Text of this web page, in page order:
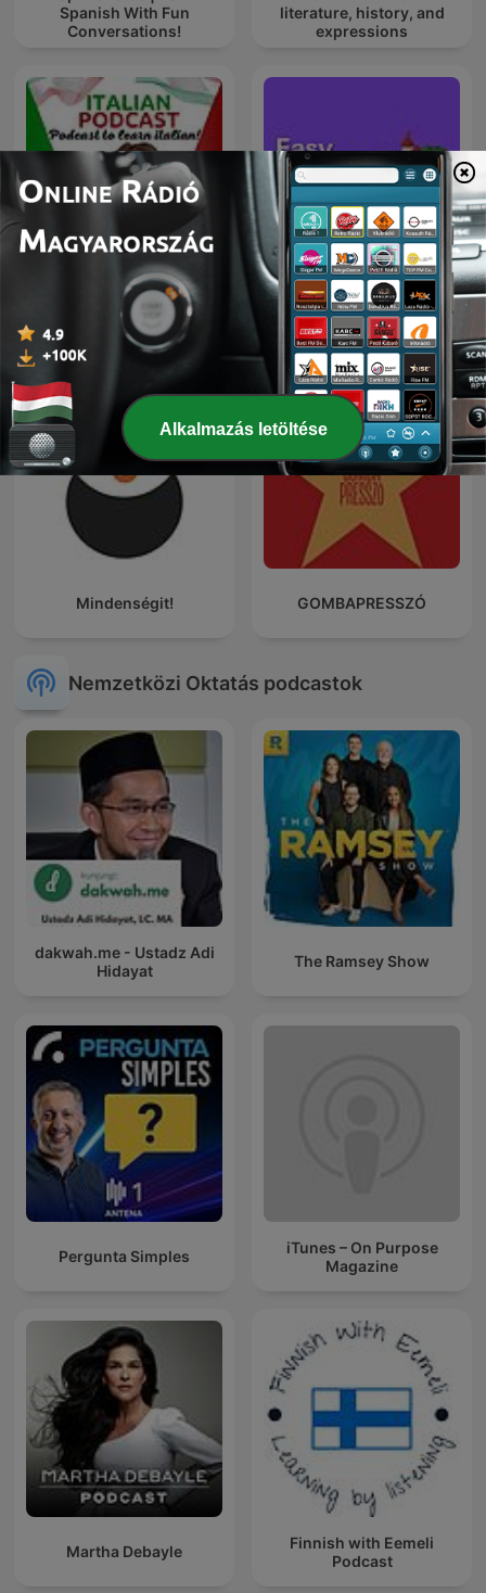
Spanish With Fun
Conversations!
literature, history, and
expressions
ITALIA ITALIANI E
ITALIANERIE - Italian
language podcast
Easy English Stories -
English Listening &
Vocabulary
Mindenségit! GOMBAPRESSZÓ
Nemzetközi Oktatás podcastok
dakwah.me - Ustadz Adi
Hidayat
The Ramsey Show
Pergunta Simples
iTunes – On Purpose
Magazine
Martha Debayle
Finnish with Eemeli
Podcast
Alkalmazás letöltése